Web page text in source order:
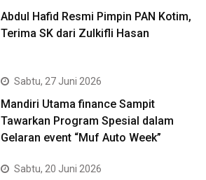
Abdul Hafid Resmi Pimpin PAN Kotim,
Terima SK dari Zulkifli Hasan
Sabtu, 27 Juni 2026
Mandiri Utama finance Sampit
Tawarkan Program Spesial dalam
Gelaran event “Muf Auto Week”
Sabtu, 20 Juni 2026